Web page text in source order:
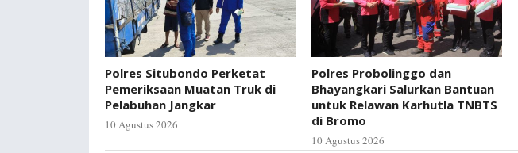
Polres Situbondo Perketat
Pemeriksaan Muatan Truk di
Pelabuhan Jangkar
10 Agustus 2026
Polres Probolinggo dan
Bhayangkari Salurkan Bantuan
untuk Relawan Karhutla TNBTS
di Bromo
10 Agustus 2026